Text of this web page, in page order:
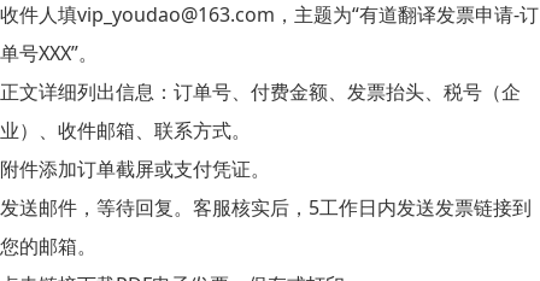
收件人填vip_youdao@163.com ，主题为“有道翻译发票申请-订
单号XXX”。
正文详细列出信息：订单号、付费金额、发票抬头、税号（企
业）、收件邮箱、联系方式。
附件添加订单截屏或支付凭证。
发送邮件，等待回复。客服核实后，5工作日内发送发票链接到
您的邮箱。